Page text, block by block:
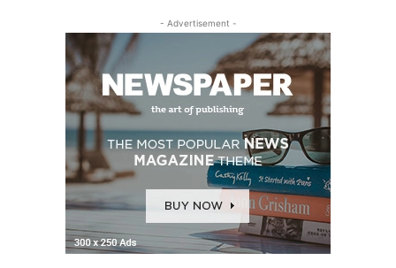
- Advertisement -